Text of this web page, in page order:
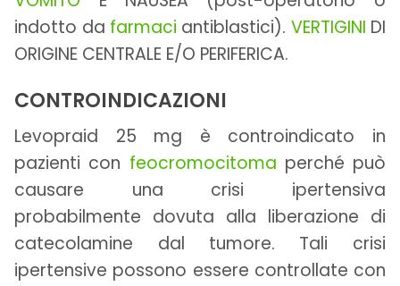
indotto da farmaci antiblastici). VERTIGINI DI
ORIGINE CENTRALE E/O PERIFERICA.
CONTROINDICAZIONI
Levopraid 25 mg è controindicato in
pazienti con feocromocitoma perché può
causare una crisi ipertensiva
probabilmente dovuta alla liberazione di
catecolamine dal tumore. Tali crisi
ipertensive possono essere controllate con